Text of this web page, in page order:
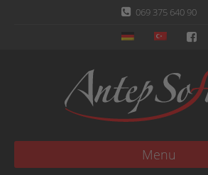
069 375 640 90
Menu